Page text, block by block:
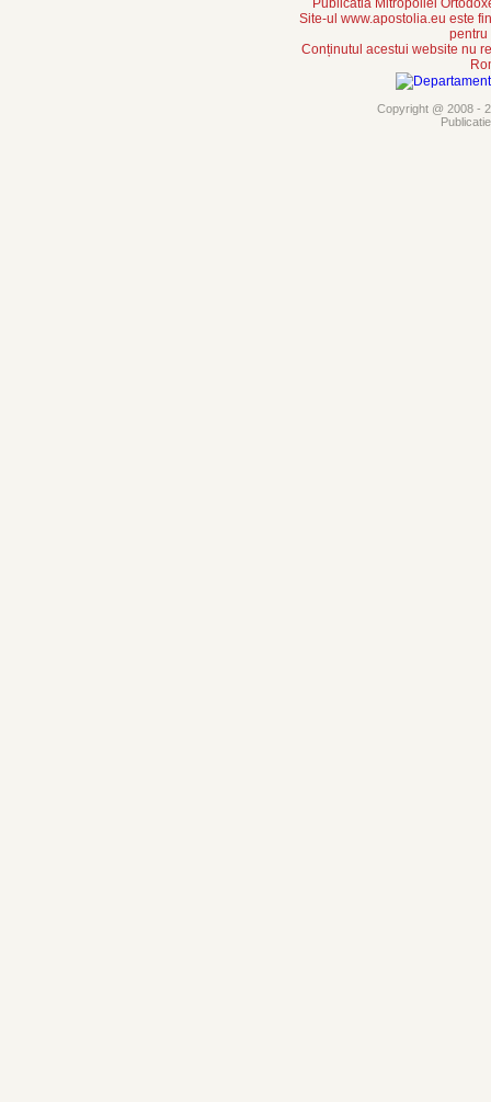
Publicatia Mitropoliei
Site-ul www.apostolia.eu este
pentru
Conținutul acestui website nu
Copyright @ 2008 -